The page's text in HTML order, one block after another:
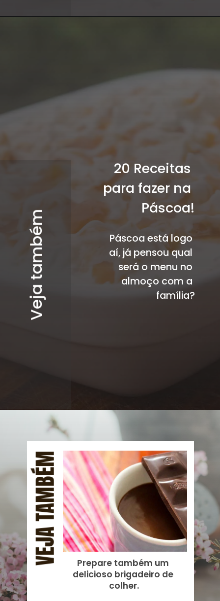
20 Receitas
para fazer na
Páscoa!
Veja também
Páscoa está logo
aí, já pensou qual
será o menu no
almoço com a
família?
VEJA TAMBÉM
Prepare também um
delicioso brigadeiro de
colher.